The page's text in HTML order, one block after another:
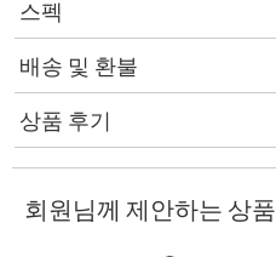
스펙
배송 및 환불
상품 후기
회원님께 제안하는 상품